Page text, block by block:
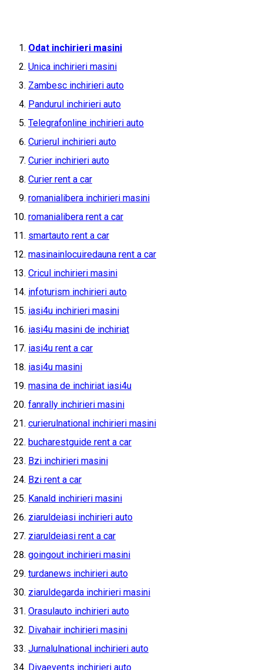
Odat inchirieri masini
Unica inchirieri masini
Zambesc inchirieri auto
Pandurul inchirieri auto
Telegrafonline inchirieri auto
Curierul inchirieri auto
Curier inchirieri auto
Curier rent a car
romanialibera inchirieri masini
romanialibera rent a car
smartauto rent a car
masinainlocuiredauna rent a car
Cricul inchirieri masini
infoturism inchirieri auto
iasi4u inchirieri masini
iasi4u masini de inchiriat
iasi4u rent a car
iasi4u masini
masina de inchiriat iasi4u
fanrally inchirieri masini
curierulnational inchirieri masini
bucharestguide rent a car
Bzi inchirieri masini
Bzi rent a car
Kanald inchirieri masini
ziaruldeiasi inchirieri auto
ziaruldeiasi rent a car
goingout inchirieri masini
turdanews inchirieri auto
ziaruldegarda inchirieri masini
Orasulauto inchirieri auto
Divahair inchirieri masini
Jurnalulnational inchirieri auto
Divaevents inchirieri auto